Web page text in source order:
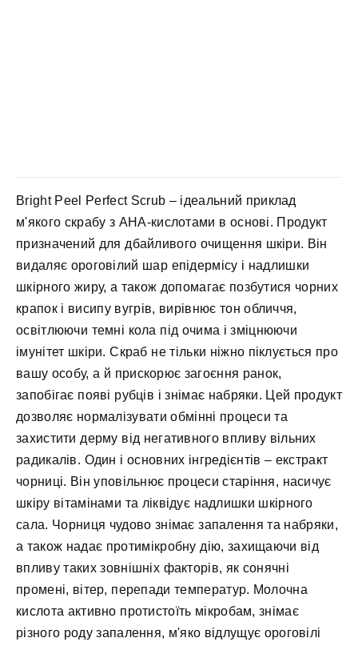
Bright Peel Perfect Scrub – ідеальний приклад
м'якого скрабу з AHA-кислотами в основі. Продукт
призначений для дбайливого очищення шкіри. Він
видаляє ороговілий шар епідермісу і надлишки
шкірного жиру, а також допомагає позбутися чорних
крапок і висипу вугрів, вирівнює тон обличчя,
освітлюючи темні кола під очима і зміцнюючи
імунітет шкіри. Скраб не тільки ніжно піклується про
вашу особу, а й прискорює загоєння ранок,
запобігає появі рубців і знімає набряки. Цей продукт
дозволяє нормалізувати обмінні процеси та
захистити дерму від негативного впливу вільних
радикалів. Один і основних інгредієнтів – екстракт
чорниці. Він уповільнює процеси старіння, насичує
шкіру вітамінами та ліквідує надлишки шкірного
сала. Чорниця чудово знімає запалення та набряки,
а також надає протимікробну дію, захищаючи від
впливу таких зовнішніх факторів, як сонячні
промені, вітер, перепади температур. Молочна
кислота активно протистоїть мікробам, знімає
різного роду запалення, м'яко відлущує ороговілі